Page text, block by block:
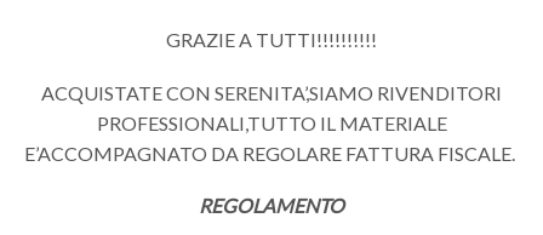
GRAZIE A TUTTI!!!!!!!!!!
ACQUISTATE CON SERENITA’,SIAMO RIVENDITORI
PROFESSIONALI,TUTTO IL MATERIALE
E’ACCOMPAGNATO DA REGOLARE FATTURA FISCALE.
REGOLAMENTO